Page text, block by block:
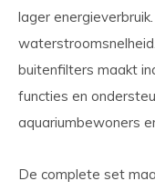
lager
buitenfilters maakt
functies en
aquariumbewoners
De complete set